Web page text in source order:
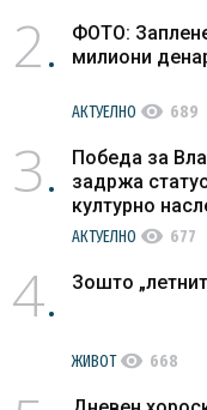
2
ФОТО:
милиони
АКТУЕЛНО visibility 689
3
Победа за
задржа
културно
АКТУЕЛНО visibility 677
4 Зошто
ЖИВОТvisibility 668